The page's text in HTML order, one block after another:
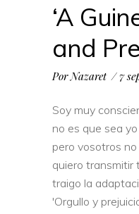
‘A
and
Por Nazaret 7
Soy muy
no es que sea
pero vosotros
quiero transmitir
traigo la
'Orgullo y